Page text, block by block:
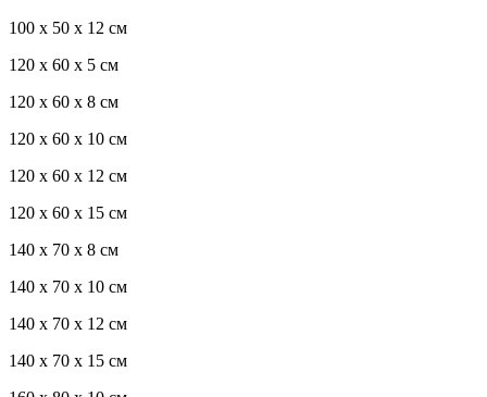
100 x 50 x 12 см
120 x 60 x 5 см
120 x 60 x 8 см
120 x 60 x 10 см
120 x 60 x 12 см
120 x 60 x 15 см
140 x 70 x 8 см
140 x 70 x 10 см
140 x 70 x 12 см
140 x 70 x 15 см